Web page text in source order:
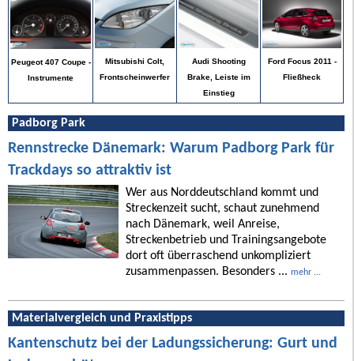
Peugeot 407 Coupe -
Instrumente
Mitsubishi Colt,
Frontscheinwerfer
Audi Shooting
Brake, Leiste im
Einstieg
Ford Focus 2011 -
Fließheck
Padborg Park
Rennstrecke Dänemark: Warum Padborg Park für
Trackdays so attraktiv ist
Wer aus Norddeutschland kommt und
Streckenzeit sucht, schaut zunehmend
nach Dänemark, weil Anreise,
Streckenbetrieb und Trainingsangebote
dort oft überraschend unkompliziert
zusammenpassen. Besonders ... mehr ...
Materialvergleich und Praxistipps
Kantenschutz bei der Ladungssicherung: Gurt und